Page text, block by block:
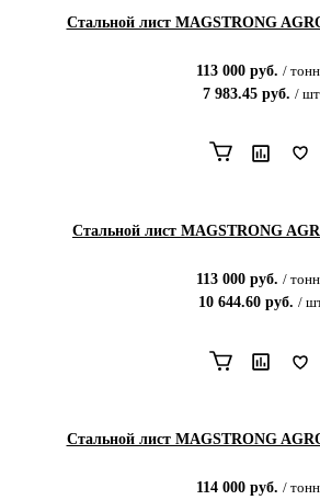
Стальной лист MAGSTRONG
113 000руб. /
7 983.45руб. / шт
Стальной лист MAGSTRONG
113 000руб. /
10 644.60 руб. /
Стальной лист MAGSTRONG
114 000руб. /